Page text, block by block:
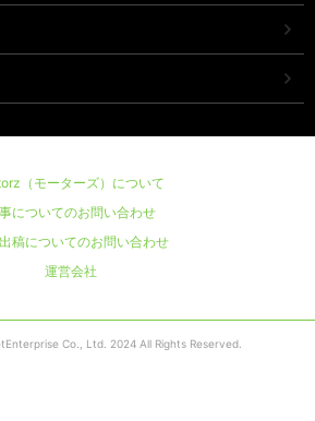
（モーターズ）について
についてのお問い合わせ
稿についてのお問い合わせ
運営会社
Co., Ltd. 2024 All Rights Reserved.